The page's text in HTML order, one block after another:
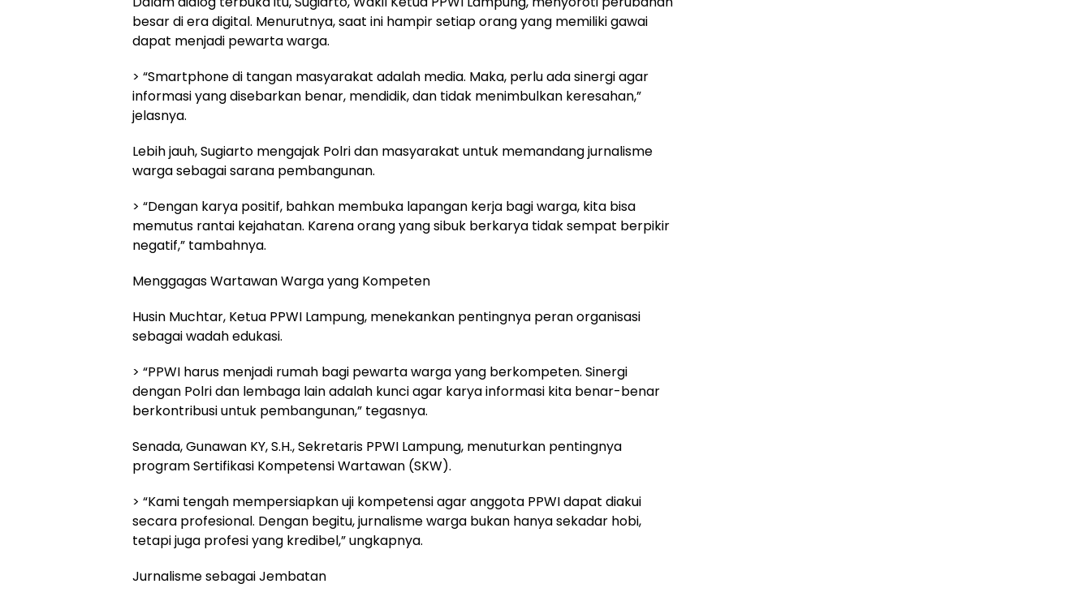
besar di era digital. Menurutnya, saat ini hampir setiap orang yang memiliki gawai
dapat menjadi pewarta warga.
> “Smartphone di tangan masyarakat adalah media. Maka, perlu ada sinergi agar
informasi yang disebarkan benar, mendidik, dan tidak menimbulkan keresahan,”
jelasnya.
Lebih jauh, Sugiarto mengajak Polri dan masyarakat untuk memandang jurnalisme
warga sebagai sarana pembangunan.
> “Dengan karya positif, bahkan membuka lapangan kerja bagi warga, kita bisa
memutus rantai kejahatan. Karena orang yang sibuk berkarya tidak sempat berpikir
negatif,” tambahnya.
Menggagas Wartawan Warga yang Kompeten
Husin Muchtar, Ketua PPWI Lampung, menekankan pentingnya peran organisasi
sebagai wadah edukasi.
> “PPWI harus menjadi rumah bagi pewarta warga yang berkompeten. Sinergi
dengan Polri dan lembaga lain adalah kunci agar karya informasi kita benar-benar
berkontribusi untuk pembangunan,” tegasnya.
Senada, Gunawan KY, S.H., Sekretaris PPWI Lampung, menuturkan pentingnya
program Sertifikasi Kompetensi Wartawan (SKW).
> “Kami tengah mempersiapkan uji kompetensi agar anggota PPWI dapat diakui
secara profesional. Dengan begitu, jurnalisme warga bukan hanya sekadar hobi,
tetapi juga profesi yang kredibel,” ungkapnya.
Jurnalisme sebagai Jembatan